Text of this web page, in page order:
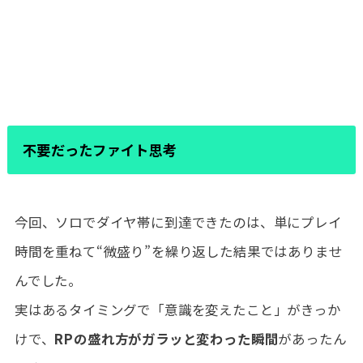
不要だったファイト思考
今回、ソロでダイヤ帯に到達できたのは、単にプレイ
時間を重ねて“微盛り”を繰り返した結果ではありませ
んでした。
実はあるタイミングで「意識を変えたこと」がきっか
けで、 RPの盛れ方がガラッと変わった瞬間があったん